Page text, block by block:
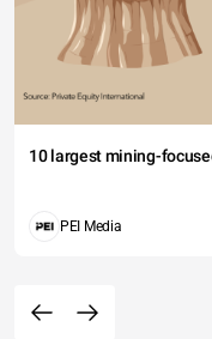
10 largest mining-
PEI Media